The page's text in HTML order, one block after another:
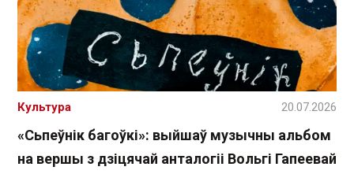
«Сьпеўнік багоўкі»: выйшаў музычны альбом
на вершы з дзіцячай анталогіі Вольгі Гапеевай
Культура 20.07.2026